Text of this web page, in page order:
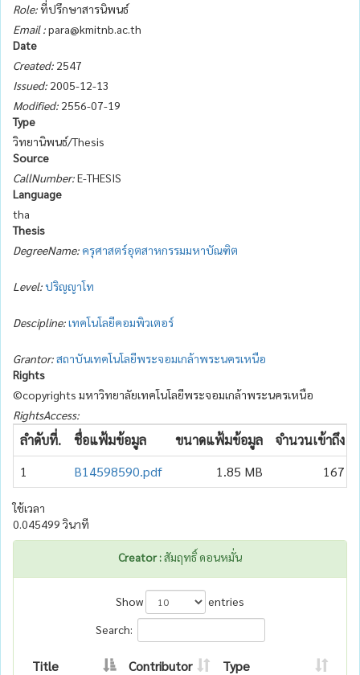
Role:ที่ปรึกษาสารนิพนธ์
Email :para@kmitnb.ac.th
Date
Created: 2547
Issued: 2005-12-13
Modified: 2556-07-19
Type
วิทยานิพนธ์/Thesis
Source
CallNumber:E-THESIS
Language
tha
Thesis
DegreeName: ครุศาสตร์อุตสาหกรรมมหาบัณฑิต
Level:ปริญญาโท
Descipline:เทคโนโลยีคอมพิวเตอร์
Grantor:สถาบันเทคโนโลยีพระจอมเกล้าพระนครเหนือ
Rights
©copyrights มหาวิทยาลัยเทคโนโลยีพระจอมเกล้าพระนครเหนือ
RightsAccess:
ลำดับที่. ชื่อแฟ้มข้อมูล ขนาดแฟ้มข้อมูล จำนวนเข้าถึง
1
B14598590.pdf 1.85 MB 167
ใช้เวลา
0.045499 วินาที
Creator :สัมฤทธิ์ ดอนหมั่น
Show
entries
Search:
Title Contributor
Type